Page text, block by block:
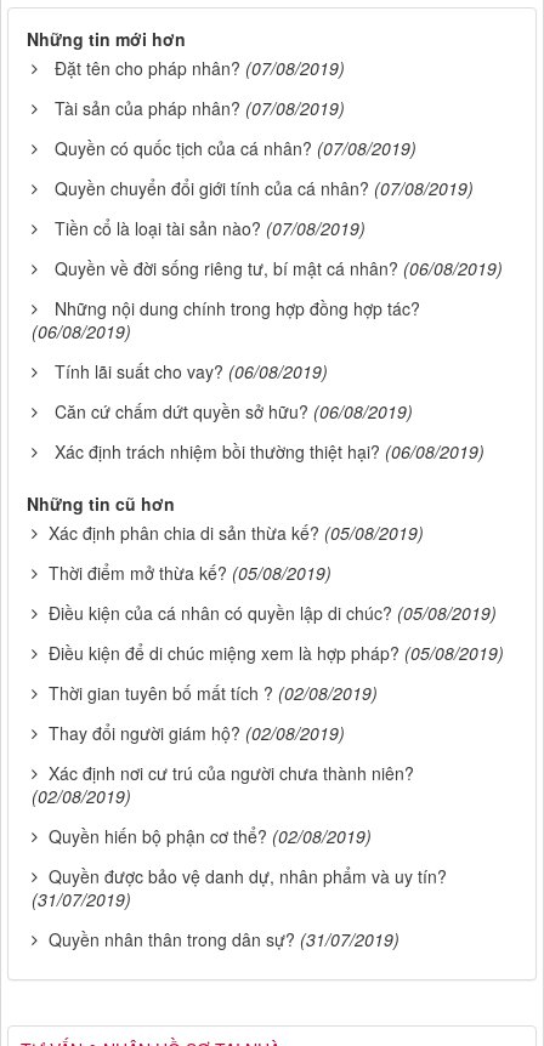
Những tin mới hơn
Đặt tên cho pháp nhân? (07/08/2019)
Tài sản của pháp nhân? (07/08/2019)
Quyền có quốc tịch của cá nhân? (07/08/2019)
Quyền chuyển đổi giới tính của cá nhân? (07/08/2019)
Tiền cổ là loại tài sản nào? (07/08/2019)
Quyền về đời sống riêng tư, bí mật cá nhân? (06/08/2019)
Những nội dung chính trong hợp đồng hợp tác?
(06/08/2019)
Tính lãi suất cho vay? (06/08/2019)
Căn cứ chấm dứt quyền sở hữu? (06/08/2019)
Xác định trách nhiệm bồi thường thiệt hại? (06/08/2019)
Những tin cũ hơn
Xác định phân chia di sản thừa kế? (05/08/2019)
Thời điểm mở thừa kế? (05/08/2019)
Điều kiện của cá nhân có quyền lập di chúc? (05/08/2019)
Điều kiện để di chúc miệng xem là hợp pháp? (05/08/2019)
Thời gian tuyên bố mất tích ? (02/08/2019)
Thay đổi người giám hộ? (02/08/2019)
Xác định nơi cư trú của người chưa thành niên?
(02/08/2019)
Quyền hiến bộ phận cơ thể? (02/08/2019)
Quyền được bảo vệ danh dự, nhân phẩm và uy tín?
(31/07/2019)
Quyền nhân thân trong dân sự? (31/07/2019)